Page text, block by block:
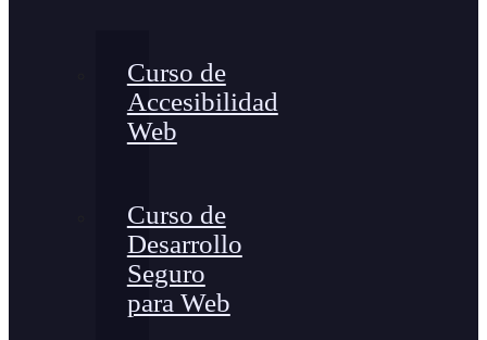
Curso de
Accesibilidad
Web
Curso de
Desarrollo
Seguro
para Web